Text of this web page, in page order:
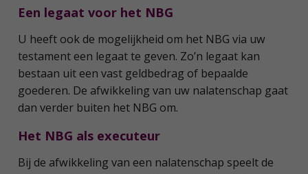
Een legaat voor het NBG
U heeft ook de mogelijkheid om het NBG via uw
testament een legaat te geven. Zo’n legaat kan
bestaan uit een vast geldbedrag of bepaalde
goederen. De afwikkeling van uw nalatenschap gaat
dan verder buiten het NBG om.
Het NBG als executeur
Bij de afwikkeling van een nalatenschap speelt de